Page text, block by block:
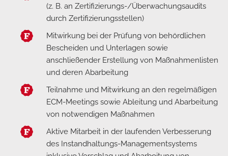
(z. B. an Zertifizierungs-/Überwachungsaudits
durch Zertifizierungsstellen)
Mitwirkung bei der Prüfung von behördlichen
Bescheiden und Unterlagen sowie
anschließender Erstellung von Maßnahmenlisten
und deren Abarbeitung
Teilnahme und Mitwirkung an den regelmäßigen
ECM-Meetings sowie Ableitung und Abarbeitung
von notwendigen Maßnahmen
Aktive Mitarbeit in der laufenden Verbesserung
des Instandhaltungs-Managementsystems